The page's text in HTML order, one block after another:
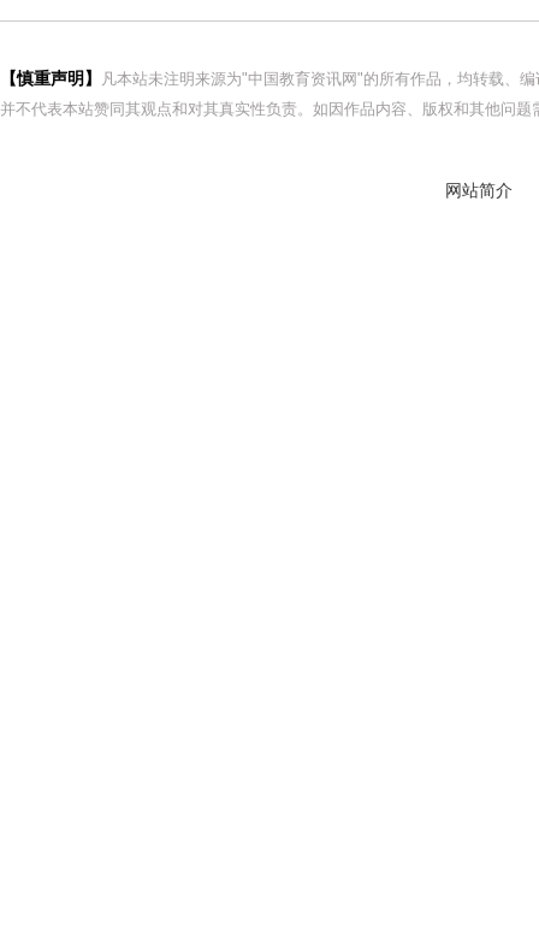
【慎重声明】
凡本站未注明来源为"中国教育资讯网"的所有作品，均转载、
并不代表本站赞同其观点和对其真实性负责。如因作品内容、版权和其他问
网站简介